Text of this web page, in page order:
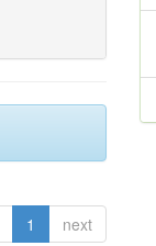
1 next